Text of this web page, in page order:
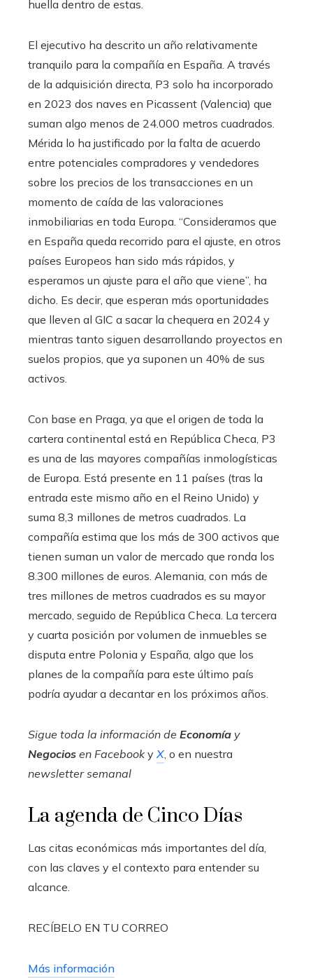
huella dentro de estas.
El ejecutivo ha descrito un año relativamente
tranquilo para la compañía en España. A través
de la adquisición directa, P3 solo ha incorporado
en 2023 dos naves en Picassent (Valencia) que
suman algo menos de 24.000 metros cuadrados.
Mérida lo ha justificado por la falta de acuerdo
entre potenciales compradores y vendedores
sobre los precios de los transacciones en un
momento de caída de las valoraciones
inmobiliarias en toda Europa. “Consideramos que
en España queda recorrido para el ajuste, en otros
países Europeos han sido más rápidos, y
esperamos un ajuste para el año que viene”, ha
dicho. Es decir, que esperan más oportunidades
que lleven al GIC a sacar la chequera en 2024 y
mientras tanto siguen desarrollando proyectos en
suelos propios, que ya suponen un 40% de sus
activos.
Con base en Praga, ya que el origen de toda la
cartera continental está en República Checa, P3
es una de las mayores compañías inmologísticas
de Europa. Está presente en 11 países (tras la
entrada este mismo año en el Reino Unido) y
suma 8,3 millones de metros cuadrados. La
compañía estima que los más de 300 activos que
tienen suman un valor de mercado que ronda los
8.300 millones de euros. Alemania, con más de
tres millones de metros cuadrados es su mayor
mercado, seguido de República Checa. La tercera
y cuarta posición por volumen de inmuebles se
disputa entre Polonia y España, algo que los
planes de la compañía para este último país
podría ayudar a decantar en los próximos años.
Sigue toda la información de Economía y
Negocios en FacebookyX, o en nuestra
newsletter semanal
La agenda de Cinco Días
Las citas económicas más importantes del día,
con las claves y el contexto para entender su
alcance.
RECÍBELO EN TU CORREO
Más información